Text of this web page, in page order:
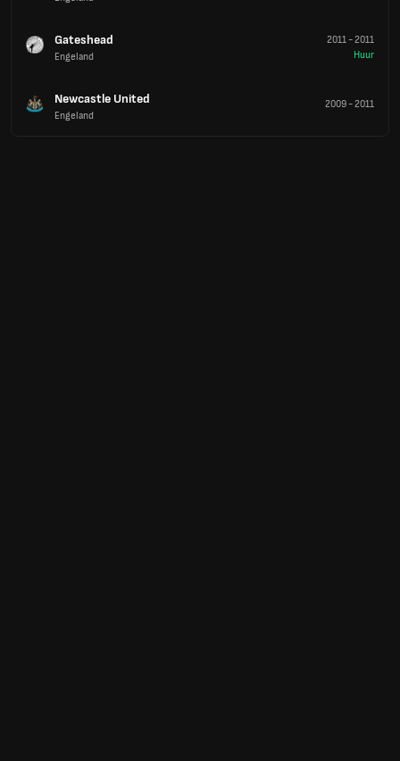
Gateshead
Engeland
2011-2011
Huur
Newcastle United
Engeland
2009-2011